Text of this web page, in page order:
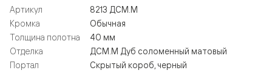
Артикул
8213 ДСМ.М
Кромка
Обычная
Толщина полотна
40 мм
Отделка
ДСМ.М Дуб соломенный матовый
Портал
Скрытый короб, черный